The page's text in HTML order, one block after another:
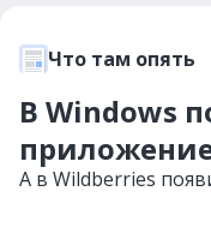
Что там опять
В Windows
А в Wildberries